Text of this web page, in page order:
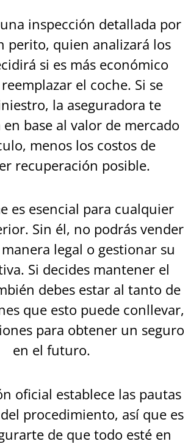
inspección detallada por
perito, quien analizará los
si es más económico
el coche. Si se
la aseguradora te
base al valor de mercado
menos los costos de
recuperación posible.
es esencial para cualquier
Sin él, no podrás vender
legal o gestionar su
Si decides mantener el
debes estar al tanto de
que esto puede conllevar,
para obtener un seguro
en el futuro.
oficial establece las pautas
procedimiento, así que es
de que todo esté en